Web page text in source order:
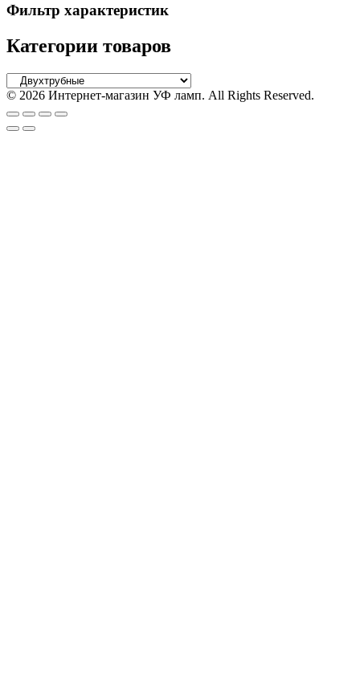
Фильтр характеристик
Категории товаров
© 2026 Интернет-магазин УФ ламп. All Rights Reserved.